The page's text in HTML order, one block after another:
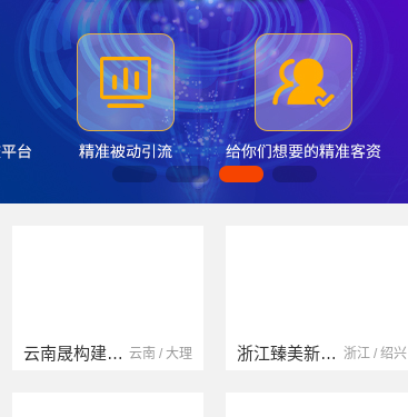
浙江臻美新型建材有限公司 浙江 / 绍兴 本地快装（湖北）科技有限公司 湖北 / 武汉